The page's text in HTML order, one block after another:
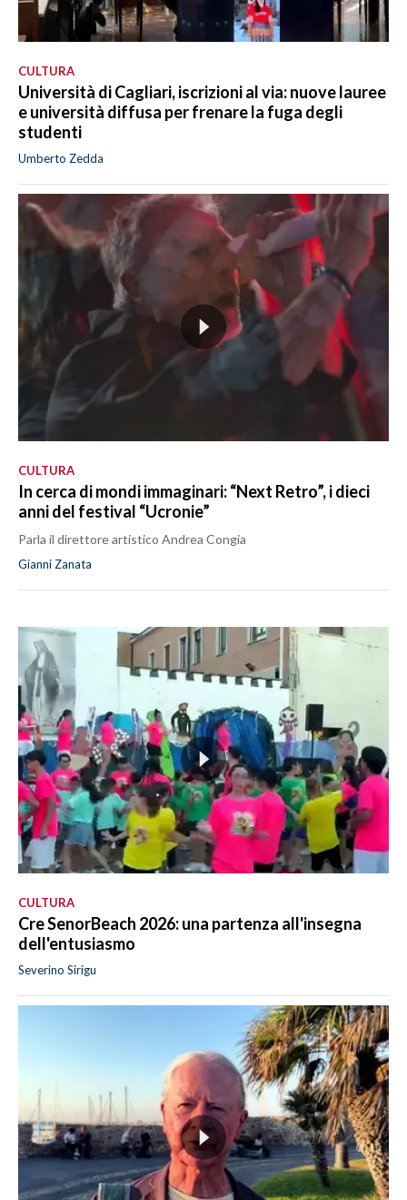
CULTURA
Università di Cagliari, iscrizioni al via: nuove lauree
e università diffusa per frenare la fuga degli
studenti
Umberto Zedda
CULTURA
In cerca di mondi immaginari: “Next Retro”, i dieci
anni del festival “Ucronie”
Parla il direttore artistico Andrea Congia
Gianni Zanata
CULTURA
Cre SenorBeach 2026: una partenza all'insegna
dell'entusiasmo
Severino Sirigu